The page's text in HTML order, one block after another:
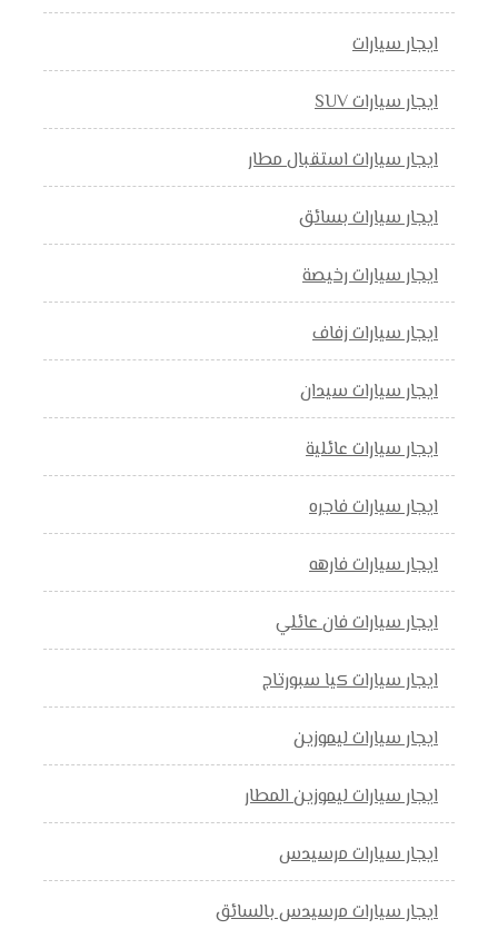
ايجار سيارات
ايجار سيارات SUV
ايجار سيارات استقبال مطار
ايجار سيارات بسائق
ايجار سيارات رخيصة
ايجار سيارات زفاف
ايجار سيارات سيدان
ايجار سيارات عائلية
ايجار سيارات فاجره
ايجار سيارات فارهه
ايجار سيارات فان عائلي
ايجار سيارات كيا سبورتاج
ايجار سيارات ليموزين
ايجار سيارات ليموزين المطار
ايجار سيارات مرسيدس
ايجار سيارات مرسيدس بالسائق